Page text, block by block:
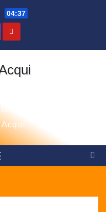
04:37
Cattolica della